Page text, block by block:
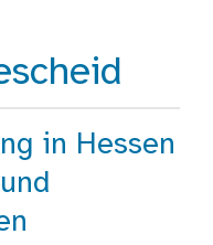
in Hessen